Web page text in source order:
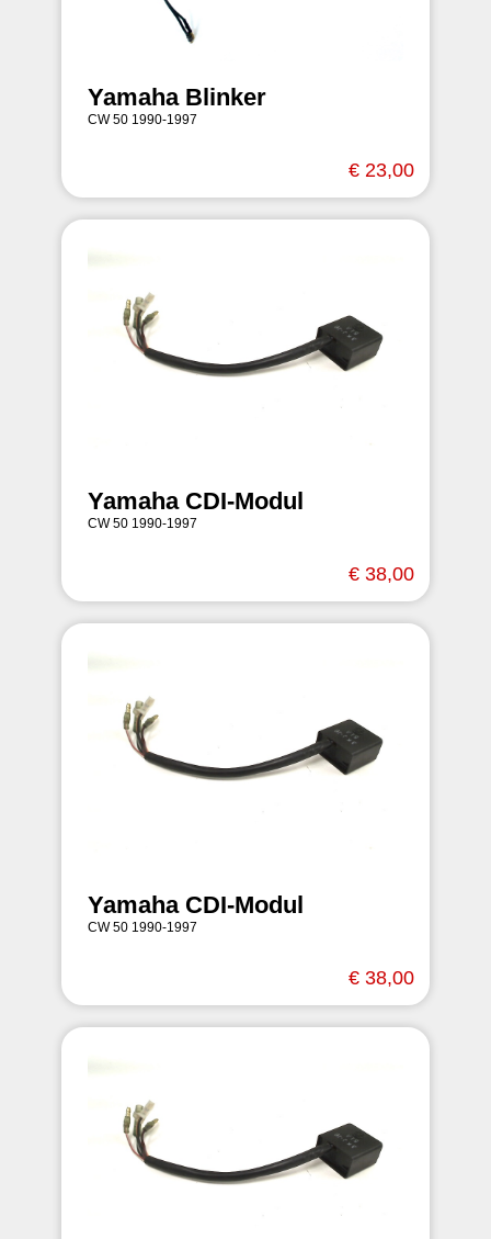
Yamaha Blinker
CW 50 1990-1997
€ 23,00
Yamaha CDI-Modul
CW 50 1990-1997
€ 38,00
Yamaha CDI-Modul
CW 50 1990-1997
€ 38,00